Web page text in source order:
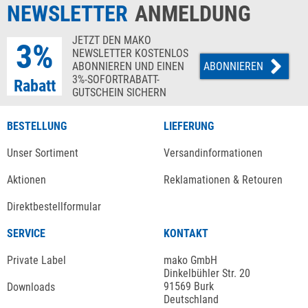
NEWSLETTER ANMELDUNG
3%
Rabatt
JETZT DEN MAKO
NEWSLETTER KOSTENLOS
ABONNIEREN UND EINEN
3%-SOFORTRABATT-
GUTSCHEIN SICHERN
ABONNIEREN
BESTELLUNG
Unser Sortiment
Aktionen
Direktbestellformular
LIEFERUNG
Versandinformationen
Reklamationen & Retouren
SERVICE
Private Label
Downloads
KONTAKT
mako GmbH
Dinkelbühler Str. 20
91569 Burk
Deutschland